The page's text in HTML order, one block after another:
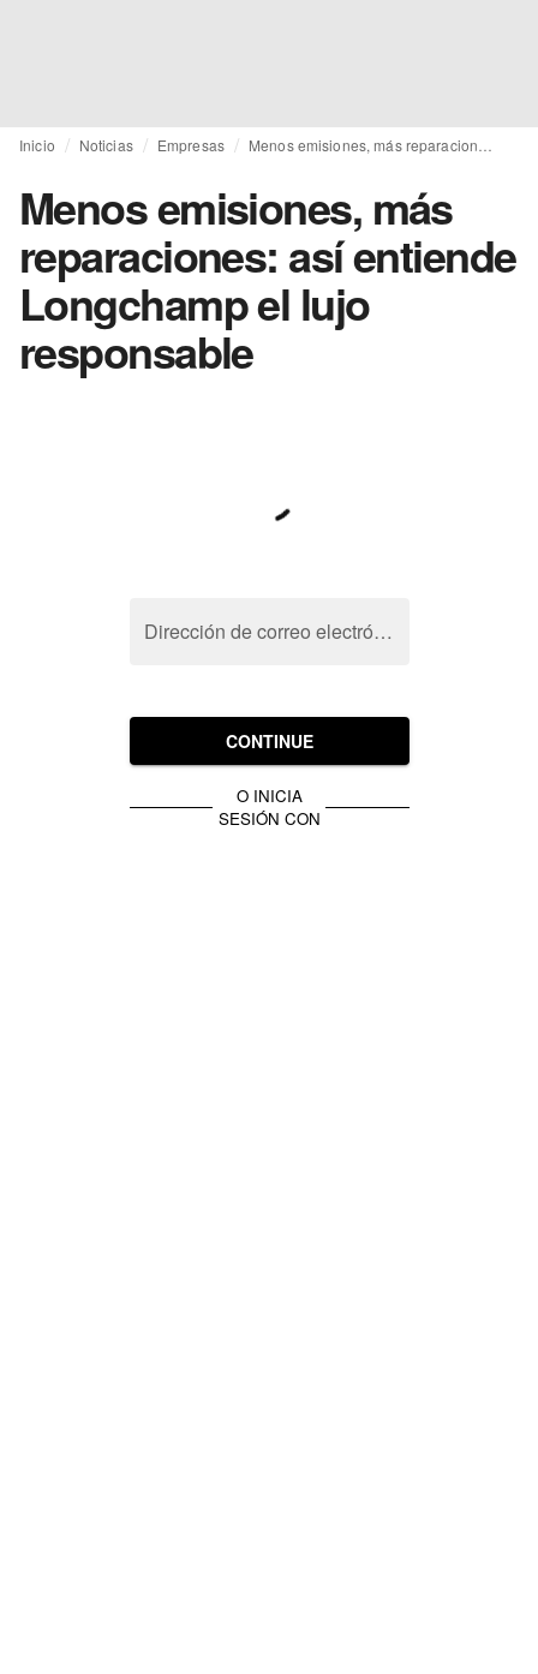
Inicio Noticias Empresas
Menos emisiones, más
reparaciones: así entiende
Longchamp el lujo
responsable
Dirección de correo electrónico
CONTINUE
O INICIA
SESIÓN CON